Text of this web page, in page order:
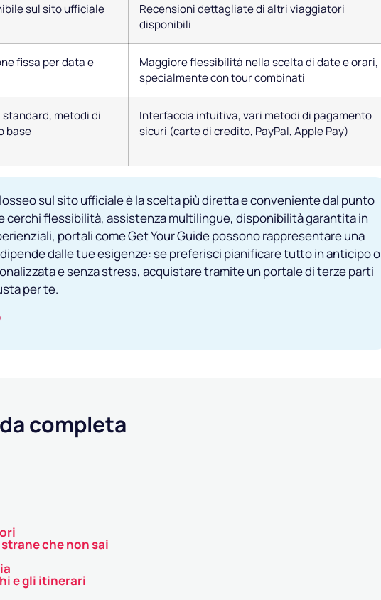
sul sito ufficiale
Recensioni dettagliate di altri viaggiatori
disponibili
fissa per data e
Maggiore flessibilità nella scelta di date e orari,
specialmente con tour combinati
metodi di
base
Interfaccia intuitiva, vari metodi di pagamento
sicuri (carte di credito, PayPal, Apple Pay)
sul sito ufficiale è la scelta più diretta e conveniente dal punto
cerchi flessibilità, assistenza multilingue, disponibilità garantita in
portali come Get Your Guide possono rappresentare una
dalle tue esigenze: se preferisci pianificare tutto in anticipo o
e senza stress, acquistare tramite un portale di terze parti
per te.
completa
che non sai
e gli itinerari